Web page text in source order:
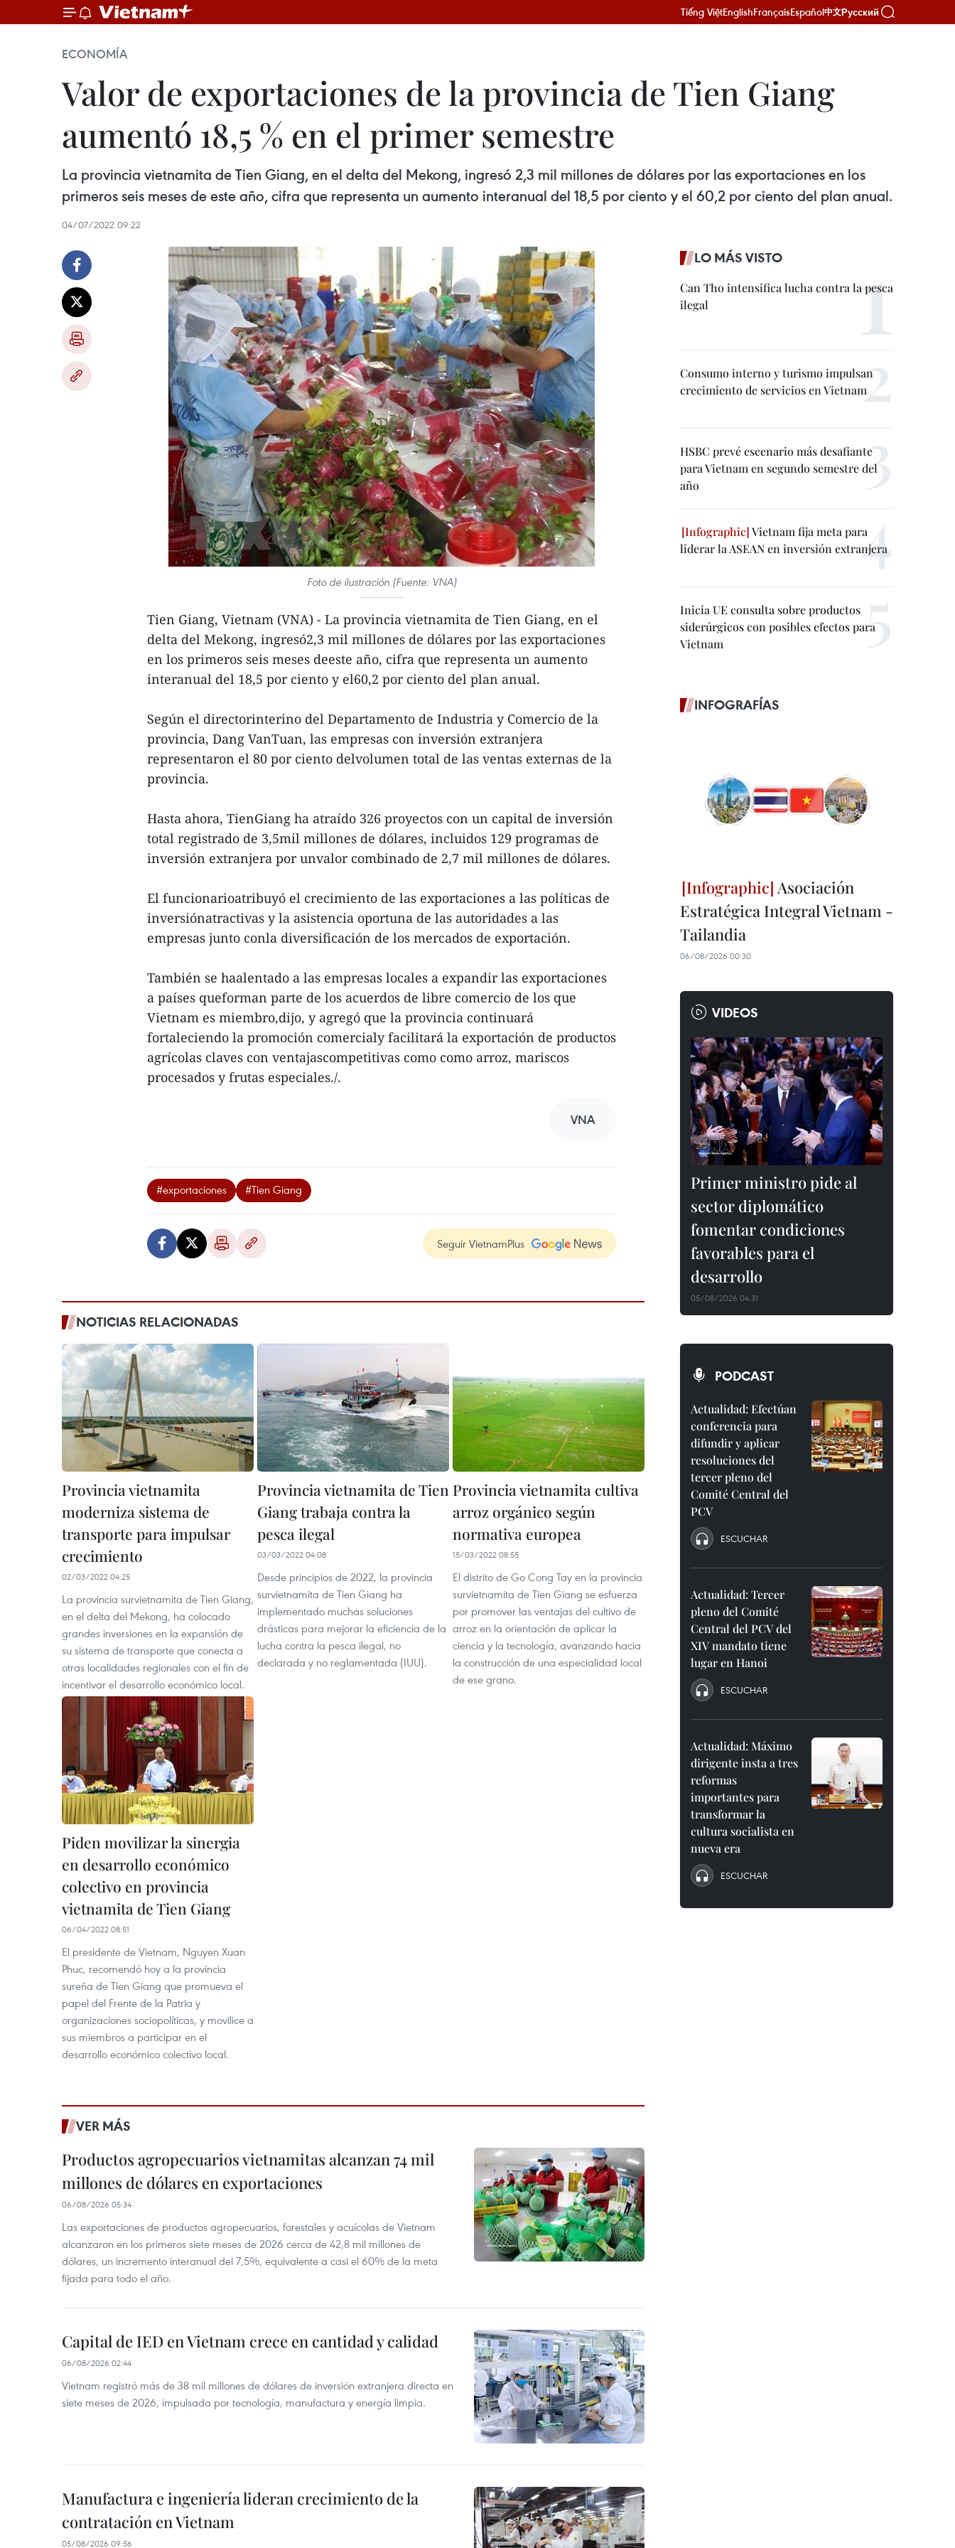
Tiếng ViệtEnglishFrançaisEspañol中文Русский
ECONOMÍA
Valor de exportaciones de la provincia de Tien Giang
aumentó 18,5 % en el primer semestre
La provincia vietnamita de Tien Giang, en el delta del Mekong, ingresó 2,3 mil millones de dólares por las exportaciones en los
primeros seis meses de este año, cifra que representa un aumento interanual del 18,5 por ciento y el 60,2 por ciento del plan anual.
04/07/2022 09:22
Foto de ilustración (Fuente: VNA)
Tien Giang, Vietnam (VNA) - La provincia vietnamita de Tien Giang, en el
delta del Mekong, ingresó2,3 mil millones de dólares por las exportaciones
en los primeros seis meses deeste año, cifra que representa un aumento
interanual del 18,5 por ciento y el60,2 por ciento del plan anual.
Según el directorinterino del Departamento de Industria y Comercio de la
provincia, Dang VanTuan, las empresas con inversión extranjera
representaron el 80 por ciento delvolumen total de las ventas externas de la
provincia.
Hasta ahora, TienGiang ha atraído 326 proyectos con un capital de inversión
total registrado de 3,5mil millones de dólares, incluidos 129 programas de
inversión extranjera por unvalor combinado de 2,7 mil millones de dólares.
El funcionarioatribuyó el crecimiento de las exportaciones a las políticas de
inversiónatractivas y la asistencia oportuna de las autoridades a las
empresas junto conla diversificación de los mercados de exportación.
También se haalentado a las empresas locales a expandir las exportaciones
a países queforman parte de los acuerdos de libre comercio de los que
Vietnam es miembro,dijo, y agregó que la provincia continuará
fortaleciendo la promoción comercialy facilitará la exportación de productos
agrícolas claves con ventajascompetitivas como como arroz, mariscos
procesados y frutas especiales./.
VNA
#exportaciones #Tien Giang
Seguir VietnamPlus
NOTICIAS RELACIONADAS
Provincia vietnamita
moderniza sistema de
transporte para impulsar
crecimiento
02/03/2022 04:25
La provincia survietnamita de Tien Giang,
en el delta del Mekong, ha colocado
grandes inversiones en la expansión de
su sistema de transporte que conecta a
otras localidades regionales con el fin de
incentivar el desarrollo económico local.
Provincia vietnamita de Tien
Giang trabaja contra la
pesca ilegal
03/03/2022 04:08
Desde principios de 2022, la provincia
survietnamita de Tien Giang ha
implementado muchas soluciones
drásticas para mejorar la eficiencia de la
lucha contra la pesca ilegal, no
declarada y no reglamentada (IUU).
Provincia vietnamita cultiva
arroz orgánico según
normativa europea
15/03/2022 08:55
El distrito de Go Cong Tay en la provincia
survietnamita de Tien Giang se esfuerza
por promover las ventajas del cultivo de
arroz en la orientación de aplicar la
ciencia y la tecnología, avanzando hacia
la construcción de una especialidad local
de ese grano.
Piden movilizar la sinergia
en desarrollo económico
colectivo en provincia
vietnamita de Tien Giang
06/04/2022 08:51
El presidente de Vietnam, Nguyen Xuan
Phuc, recomendó hoy a la provincia
sureña de Tien Giang que promueva el
papel del Frente de la Patria y
organizaciones sociopolíticas, y movilice a
sus miembros a participar en el
desarrollo económico colectivo local.
VER MÁS
Productos agropecuarios vietnamitas alcanzan 74 mil
millones de dólares en exportaciones
06/08/2026 05:34
Las exportaciones de productos agropecuarios, forestales y acuícolas de Vietnam
alcanzaron en los primeros siete meses de 2026 cerca de 42,8 mil millones de
dólares, un incremento interanual del 7,5%, equivalente a casi el 60% de la meta
fijada para todo el año.
Capital de IED en Vietnam crece en cantidad y calidad
06/08/2026 02:44
Vietnam registró más de 38 mil millones de dólares de inversión extranjera directa en
siete meses de 2026, impulsada por tecnología, manufactura y energía limpia.
Manufactura e ingeniería lideran crecimiento de la
contratación en Vietnam
05/08/2026 09:56
LO MÁS VISTO
Can Tho intensifica lucha contra la pesca
ilegal
Consumo interno y turismo impulsan
crecimiento de servicios en Vietnam
HSBC prevé escenario más desafiante
para Vietnam en segundo semestre del
año
Vietnam fija meta para
liderar la ASEAN en inversión extranjera
Inicia UE consulta sobre productos
siderúrgicos con posibles efectos para
Vietnam
INFOGRAFÍAS
Asociación
Estratégica Integral Vietnam -
Tailandia
06/08/2026 00:30
VIDEOS
Primer ministro pide al
sector diplomático
fomentar condiciones
favorables para el
desarrollo
05/08/2026 04:31
PODCAST
Actualidad: Efectúan
conferencia para
difundir y aplicar
resoluciones del
tercer pleno del
Comité Central del
PCV
ESCUCHAR
Actualidad: Tercer
pleno del Comité
Central del PCV del
XIV mandato tiene
lugar en Hanoi
ESCUCHAR
Actualidad: Máximo
dirigente insta a tres
reformas
importantes para
transformar la
cultura socialista en
nueva era
ESCUCHAR